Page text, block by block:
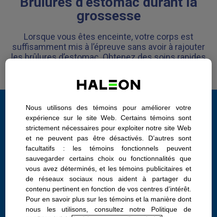
grossesse
Lorsque vous êtes enceinte, votre corps est
suffisamment mis à l’épreuve sans avoir à rajouter
les brûlures d’estomac. Obtenez des soins rapides
Vous n’êtes pas seule
Les brûlures d’estomac peuvent survenir chez les femmes
enceintes, les privant du plaisir que procurent les fringales
de la grossesse (une mauvaise nouvelle si vous avez des
envies de poulet frit et de gâteau au chocolat), et peuvent
interrompre leur sommeil alors qu’elles sont déjà épuisées.
C’est un problème courant durant la grossesse; 17 à 45 %
des femmes enceintes souffrent de brûlures d’estomac
pendant ces 9 mois.
Nous utilisons des témoins pour améliorer votre
expérience sur le site Web. Certains témoins sont
strictement nécessaires pour exploiter notre site Web
et ne peuvent pas être désactivés. D’autres sont
facultatifs : les témoins fonctionnels peuvent
sauvegarder certains choix ou fonctionnalités que
vous avez déterminés, et les témoins publicitaires et
de réseaux sociaux nous aident à partager du
contenu pertinent en fonction de vos centres d’intérêt.
Pour en savoir plus sur les témoins et la manière dont
nous les utilisons, consultez notre Politique de